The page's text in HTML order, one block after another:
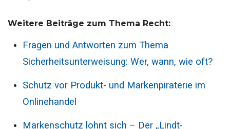
Weitere Beiträge zum Thema Recht:
Fragen und Antworten zum Thema
Sicherheitsunterweisung: Wer, wann, wie oft?
Schutz vor Produkt- und Markenpiraterie im
Onlinehandel
Markenschutz lohnt sich – Der „Lindt-